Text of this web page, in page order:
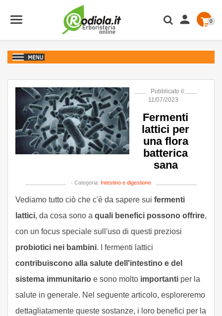
 0
Pubblicato il:
11/07/2023
Fermenti
lattici per
una flora
batterica
sana
- Categoria: Intestino e digestione
Vediamo tutto ciò che c'è da sapere sui fermenti
lattici, da cosa sono a quali benefici possono offrire,
con un focus speciale sull'uso di questi preziosi
probiotici nei bambini. I fermenti lattici
contribuiscono alla salute dell'intestino e del
sistema immunitario e sono molto importanti per la
salute in generale. Nel seguente articolo, esploreremo
dettagliatamente queste sostanze, i loro benefici per la